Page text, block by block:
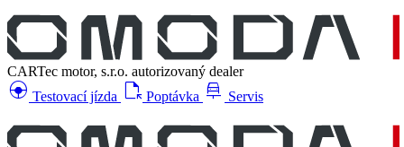
CARTec motor, s.r.o. autorizovaný dealer
search_hands_free Testovací jízda file_open Poptávka car_repair Servis